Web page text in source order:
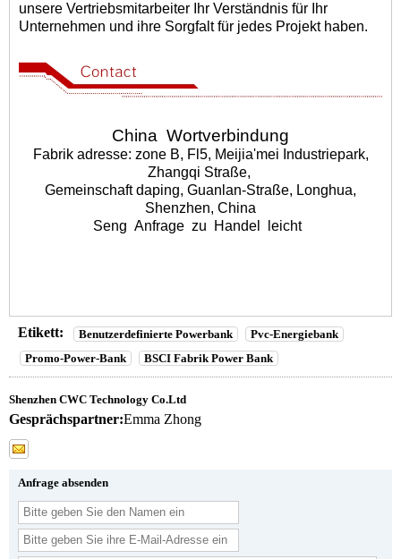
unsere Vertriebsmitarbeiter Ihr Verständnis für Ihr
Unternehmen und ihre Sorgfalt für jedes Projekt haben.
China Wortverbindung
Fabrik adresse: zone B, Fl5, Meijia'mei Industriepark,
Zhangqi Straße,
Gemeinschaft daping, Guanlan-Straße, Longhua,
Shenzhen, China
Seng Anfragezu Handel leicht
Etikett: Benutzerdefinierte Powerbank
Pvc-Energiebank
Promo-Power-Bank
BSCI Fabrik Power Bank
Shenzhen CWC Technology Co.Ltd
Gesprächspartner:Emma Zhong
Anfrage absenden